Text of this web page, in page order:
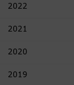
2022
2021
2020
2019